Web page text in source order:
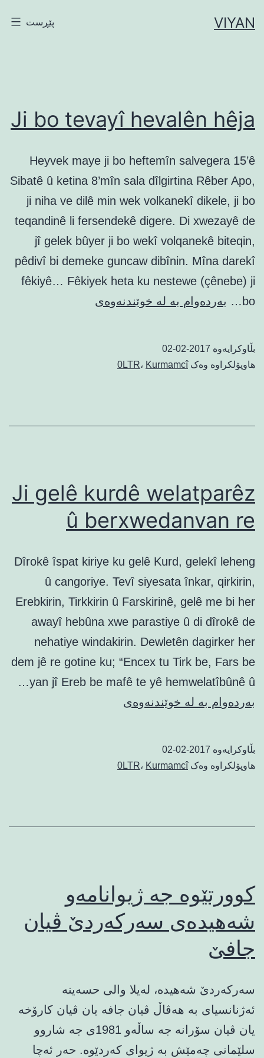
VIYAN پێڕست
Ji bo tevayî hevalên hêja
Heyvek maye ji bo heftemîn salvegera 15’ê
Sibatê û ketina 8’mîn sala dîlgirtina Rêber Apo,
ji niha ve dilê min wek volkanekî dikele, ji bo
teqandinê li fersendekê digere. Di xwezayê de
jî gelek bûyer ji bo wekî volqanekê biteqin,
pêdivî bi demeke guncaw dibînin. Mîna darekî
fêkiyê… Fêkiyek heta ku nestewe (çênebe) ji
bo…
بەردەوام بە لە خوێندنەوەی
بڵاوکرایەوە 2017-02-02
هاوپۆلکراوە وەک
0LTR، Kurmamcî
Ji gelê kurdê welatparêz
û berxwedanvan re
Dîrokê îspat kiriye ku gelê Kurd, gelekî leheng
û cangoriye. Tevî siyesata înkar, qirkirin,
Erebkirin, Tirkkirin û Farskirinê, gelê me bi her
awayî hebûna xwe parastiye û di dîrokê de
nehatiye windakirin. Dewletên dagirker her
dem jê re gotine ku; “Encex tu Tirk be, Fars be
yan jî Ereb be mafê te yê hemwelatîbûnê û…
بەردەوام بە لە خوێندنەوەی
welatparêz
بڵاوکرایەوە 2017-02-02
هاوپۆلکراوە وەک
0LTR، Kurmamcî
کوورتێوه‌ جه‌ ژیوانامه‌و
شه‌هیده‌ی سه‌رکه‌رد‌ێ ڤیان
جافێ‌
سه‌رکه‌رد‌ێ شه‌هیده‌، له‌یلا والی حسه‌ینه‌
ئه‌ژنانسیای به‌ هه‌ڤاڵ ڤیان جافه‌ یان ڤیان کارۆخه‌
یان ڤیان سۆرانه‌ جه‌ ساڵه‌و 1981ی جه‌ شاروو
سلێمانی چه‌مێش به‌ ژیوای که‌ردێوه‌. حه‌ر ئه‌چا